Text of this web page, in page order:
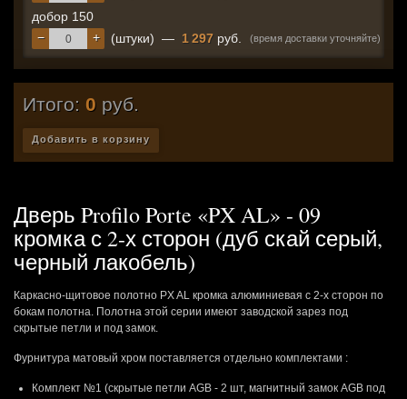
добор 150
+
− (штуки) — 1 297 руб. (время доставки уточняйте)
Итого: 0 руб.
Добавить в корзину
Дверь Profilo Porte «PX AL» - 09
кромка с 2-х сторон (дуб скай серый,
черный лакобель)
Каркасно-щитовое полотно PX AL кромка алюминиевая с 2-х сторон по
бокам полотна. Полотна этой серии имеют заводской зарез под
скрытые петли и под замок.
Фурнитура матовый хром поставляется отдельно комплектами :
Комплект №1 (скрытые петли AGB - 2 шт, магнитный замок AGB под